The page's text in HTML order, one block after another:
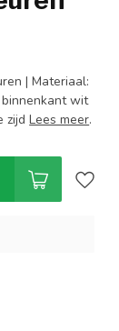
| Materiaal:
binnenkant wit
zijdLees meer.